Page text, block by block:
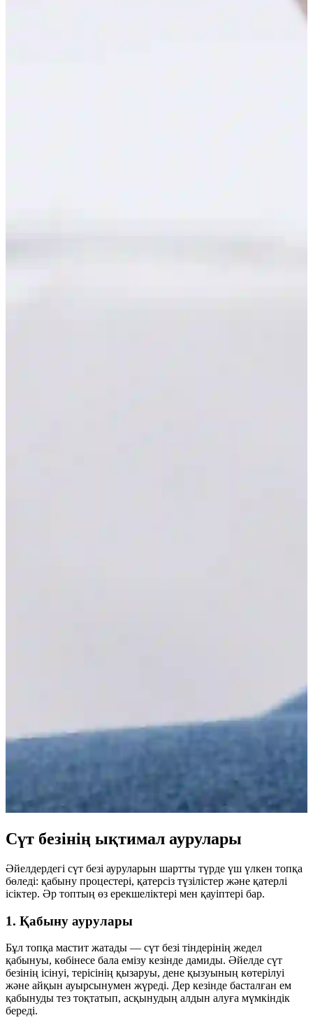
Сүт безінің ықтимал аурулары
Әйелдердегі сүт безі ауруларын шартты түрде үш үлкен топқа
бөледі: қабыну процестері, қатерсіз түзілістер және қатерлі
ісіктер. Әр топтың өз ерекшеліктері мен қауіптері бар.
1. Қабыну аурулары
Бұл топқа мастит жатады — сүт безі тіндерінің жедел
қабынуы, көбінесе бала емізу кезінде дамиды. Әйелде сүт
безінің ісінуі, терісінің қызаруы, дене қызуының көтерілуі
және айқын ауырсынумен жүреді. Дер кезінде басталған ем
қабынуды тез тоқтатып, асқынудың алдын алуға мүмкіндік
береді.